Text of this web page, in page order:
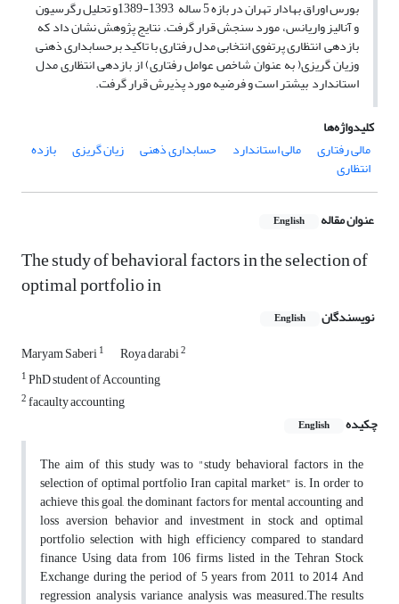
بورس اوراق بهادار تهران در بازه 5 ساله 1393-1389و تحلیل رگرسیون
و آنالیز واریانس، مورد سنجش قرار گرفت. نتایج پژوهش نشان داد که
بازدهی انتظاری پرتفوی انتخابی مدل رفتاری با تاکید برحسابداری ذهنی
وزیان گریزی( به عنوان شاخص عوامل رفتاری) از بازدهی انتظاری مدل
استاندارد بیشتر است و فرضیه مورد پذیرش قرار گرفت.
کلیدواژه‌ها
مالی رفتاری
مالی استاندارد حسابداری ذهنی زیان گریزی بازده
انتظاری
عنوان مقاله English
The study of behavioral factors in the selection of
optimal portfolio in
نویسندگان English
Maryam Saberi1 Roya darabi2
1PhD student of Accounting
2facaulty accounting
چکیده
English
The aim of this study was to "study behavioral factors in the
selection of optimal portfolio Iran capital market" is. In order to
achieve this goal, the dominant factors for mental accounting and
loss aversion behavior and investment in stock and optimal
portfolio selection with high efficiency compared to standard
finance Using data from 106 firms listed in the Tehran Stock
Exchange during the period of 5 years from 2011 to 2014 And
regression analysis, variance analysis, was measured.The results